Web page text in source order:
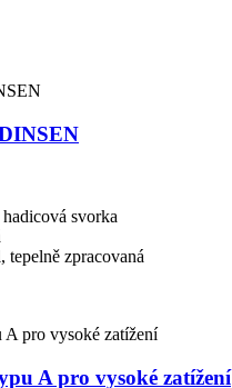
svorka
tepelně zpracovaná
A pro vysoké zatížení